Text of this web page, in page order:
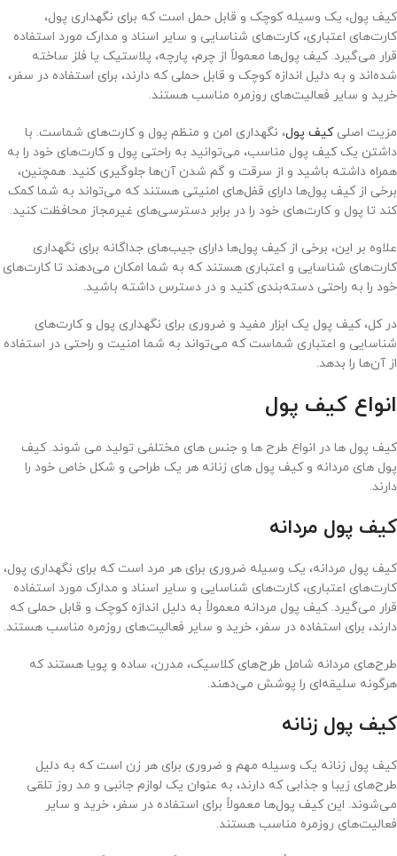
کیف پول، یک وسیله کوچک و قابل حمل است که برای نگهداری پول،
کارت‌های اعتباری، کارت‌های شناسایی و سایر اسناد و مدارک مورد استفاده
قرار می‌گیرد. کیف پول‌ها معمولاً از چرم، پارچه، پلاستیک یا فلز ساخته
شده‌اند و به دلیل اندازه کوچک و قابل حملی که دارند، برای استفاده در سفر،
خرید و سایر فعالیت‌های روزمره مناسب هستند.
مزیت اصلیکیف پول، نگهداری امن و منظم پول و کارت‌های شماست. با
داشتن یک کیف پول مناسب، می‌توانید به راحتی پول و کارت‌های خود را به
همراه داشته باشید و از سرقت و گم شدن آن‌ها جلوگیری کنید. همچنین،
برخی از کیف پول‌ها دارای قفل‌های امنیتی هستند که می‌تواند به شما کمک
کند تا پول و کارت‌های خود را در برابر دسترسی‌های غیرمجاز محافظت کنید.
علاوه بر این، برخی از کیف پول‌ها دارای جیب‌های جداگانه برای نگهداری
کارت‌های شناسایی و اعتباری هستند که به شما امکان می‌دهند تا کارت‌های
خود را به راحتی دسته‌بندی کنید و در دسترس داشته باشید.
در کل، کیف پول یک ابزار مفید و ضروری برای نگهداری پول و کارت‌های
شناسایی و اعتباری شماست که می‌تواند به شما امنیت و راحتی در استفاده
از آن‌ها را بدهد.
انواع کیف پول
کیف پول ها در انواع طرح ها و جنس های مختلفی تولید می شوند. کیف
پول های مردانه و کیف پول های زنانه هر یک طراحی و شکل خاص خود را
دارند.
کیف پول مردانه
کیف پول مردانه، یک وسیله ضروری برای هر مرد است که برای نگهداری پول،
کارت‌های اعتباری، کارت‌های شناسایی و سایر اسناد و مدارک مورد استفاده
قرار می‌گیرد. کیف پول مردانه معمولاً به دلیل اندازه کوچک و قابل حملی که
دارند، برای استفاده در سفر، خرید و سایر فعالیت‌های روزمره مناسب هستند.
طرح‌های مردانه شامل طرح‌های کلاسیک، مدرن، ساده و پویا هستند که
هرگونه سلیقه‌ای را پوشش می‌دهند.
کیف پول زنانه
کیف پول زنانه یک وسیله مهم و ضروری برای هر زن است که به دلیل
طرح‌های زیبا و جذابی که دارند، به عنوان یک لوازم جانبی و مد روز تلقی
می‌شوند. این کیف پول‌ها معمولاً برای استفاده در سفر، خرید و سایر
فعالیت‌های روزمره مناسب هستند.